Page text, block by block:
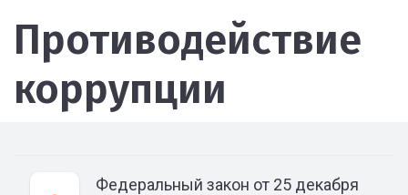
Противодействие
коррупции
Федеральный закон от 25 декабря